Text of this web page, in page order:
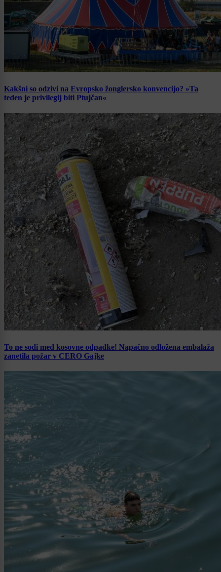
Kakšni so odzivi na Evropsko žonglersko konvencijo? »Ta
teden je privilegij biti Ptujčan«
To ne sodi med kosovne odpadke! Napačno odložena embalaža
zanetila požar v CERO Gajke